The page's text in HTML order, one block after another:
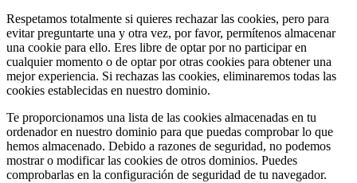
Respetamos totalmente si quieres rechazar las cookies, pero para
evitar preguntarte una y otra vez, por favor, permítenos almacenar
una cookie para ello. Eres libre de optar por no participar en
cualquier momento o de optar por otras cookies para obtener una
mejor experiencia. Si rechazas las cookies, eliminaremos todas las
cookies establecidas en nuestro dominio.
Te proporcionamos una lista de las cookies almacenadas en tu
ordenador en nuestro dominio para que puedas comprobar lo que
hemos almacenado. Debido a razones de seguridad, no podemos
mostrar o modificar las cookies de otros dominios. Puedes
comprobarlas en la configuración de seguridad de tu navegador.